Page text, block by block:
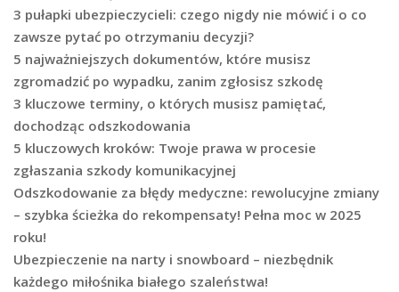
3 pułapki ubezpieczycieli: czego nigdy nie mówić i o co
zawsze pytać po otrzymaniu decyzji?
5 najważniejszych dokumentów, które musisz
zgromadzić po wypadku, zanim zgłosisz szkodę
3 kluczowe terminy, o których musisz pamiętać,
dochodząc odszkodowania
5 kluczowych kroków: Twoje prawa w procesie
zgłaszania szkody komunikacyjnej
Odszkodowanie za błędy medyczne: rewolucyjne zmiany
– szybka ścieżka do rekompensaty! Pełna moc w 2025
roku!
Ubezpieczenie na narty i snowboard – niezbędnik
każdego miłośnika białego szaleństwa!